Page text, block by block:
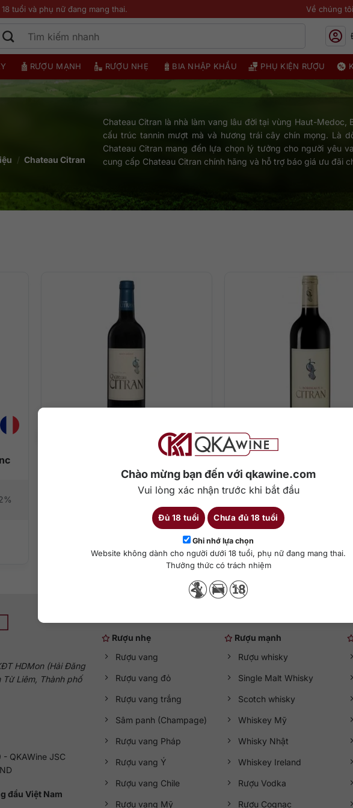
Chào mừng bạn đến với qkawine.com
Vui lòng xác nhận trước khi bắt đầu
Đủ 18 tuổi Chưa đủ 18 tuổi
Ghi nhớ lựa chọn
Website không dành cho người dưới 18 tuổi, phụ nữ đang mang thai.
Thưởng thức có trách nhiệm
tuổi và phụ nữ đang mang thai. Về chúng tôi
RƯỢU MẠNH RƯỢU NHẸ BIA NHẬP KHẨU PHỤ KIỆN RƯỢU
/ Chateau Citran
Chateau Citran là nhà làm vang lâu đời tại vùng Haut-
cấu trúc tannin mượt mà và hương trái cây chín mọng. Là
Chateau Citran mang đến lựa chọn lý tưởng cho người yêu
cung cấp Chateau Citran chính hãng và hỗ trợ báo giá ưu đãi
Haut Medoc Chateau Citran
Grand Vin du
13,5%
Le Bordeaux de Citran
HDMon (Hải Đăng
Liêm, Thành phố
QKAWine JSC
đầu Việt Nam
Rượu nhẹ
Rượu vang
Rượu vang đỏ
Rượu vang trắng
Sâm panh (Champage)
Rượu vang Pháp
Rượu vang Ý
Rượu vang Chile
Rượu vang Mỹ
Rượu mạnh
Rượu whisky
Single Malt Whisky
Scotch whisky
Whiskey Mỹ
Whisky Nhật
Whiskey Ireland
Rượu Vodka
Rượu Cognac